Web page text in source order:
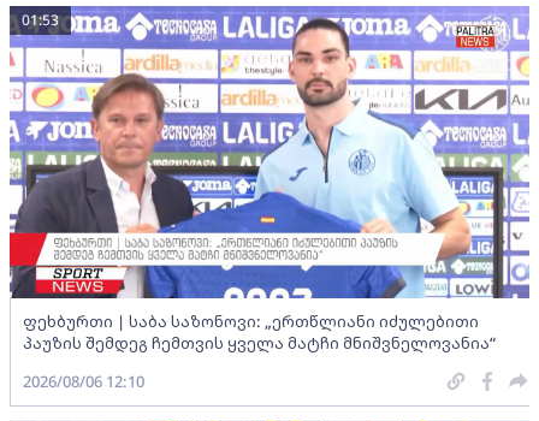
ფეხბურთი | საბა საზონოვი: „ერთწლიანი იძულებითი
პაუზის შემდეგ ჩემთვის ყველა მატჩი მნიშვნელოვანია“
01:53
2026/08/06 12:10